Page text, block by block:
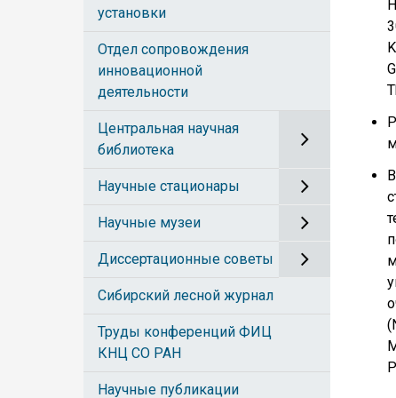
установки
Отдел сопровождения
инновационной
деятельности
Центральная научная
библиотека
Научные стационары
Научные музеи
Диссертационные советы
Сибирский лесной журнал
Труды конференций ФИЦ
КНЦ СО РАН
Научные публикации